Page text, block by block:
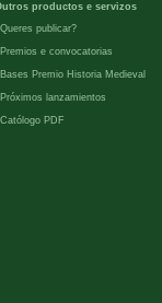
productos e servizos
Queres publicar?
Premios e convocatorias
Bases Premio Historia Medieval
Próximos lanzamientos
Católogo PDF